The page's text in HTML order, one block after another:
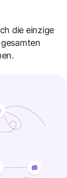
die einzige